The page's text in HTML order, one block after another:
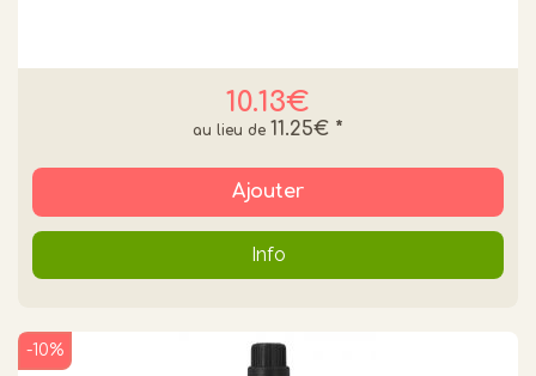
10.13€
11.25€ *
Ajouter
Info
-10%